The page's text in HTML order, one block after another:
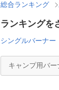
総合ランキング
ランキングを
シングルバーナー
キャンプ用バ